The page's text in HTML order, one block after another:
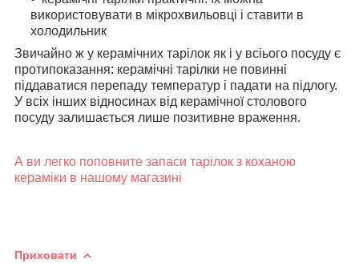
використовувати в мікрохвильовці і ставити в
холодильник
Звичайно ж у керамічних тарілок як і у всіього посуду є
протипоказання: керамічні тарілки не повинні
піддаватися перепаду температур і падати на підлогу.
У всіх інших відносинах від керамічної столового
посуду залишається лише позитивне враження.
А ви легко поповните запаси тарілок з коханою
кераміки в нашому магазині
Приховати